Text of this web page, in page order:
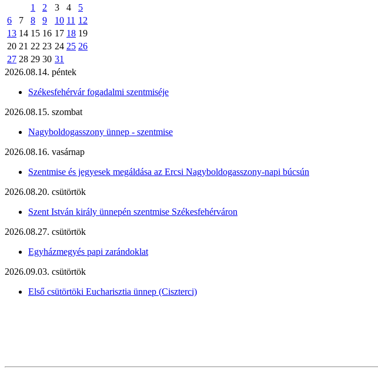
1
2 3 4
5
6
7 8 9 10 11 12
13 14 15 16 17 18 19
20 21 22 23 24 25 26
27 28 29 30 31
2026.08.14. péntek
Székesfehérvár fogadalmi szentmiséje
2026.08.15. szombat
Nagyboldogasszony ünnep - szentmise
2026.08.16. vasárnap
Szentmise és jegyesek megáldása az Ercsi Nagyboldogasszony-napi búcsún
2026.08.20. csütörtök
Szent István király ünnepén szentmise Székesfehérváron
2026.08.27. csütörtök
Egyházmegyés papi zarándoklat
2026.09.03. csütörtök
Első csütörtöki Eucharisztia ünnep (Ciszterci)